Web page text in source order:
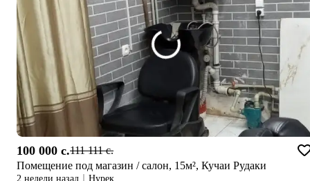
100 000 c.111 111 c.
Помещение под магазин / салон, 15м², Кучаи Рудаки
2 недели назад Нурек